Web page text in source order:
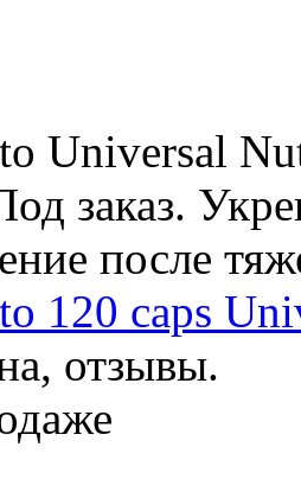
Universal
заказ.
после
120 caps
отзывы.